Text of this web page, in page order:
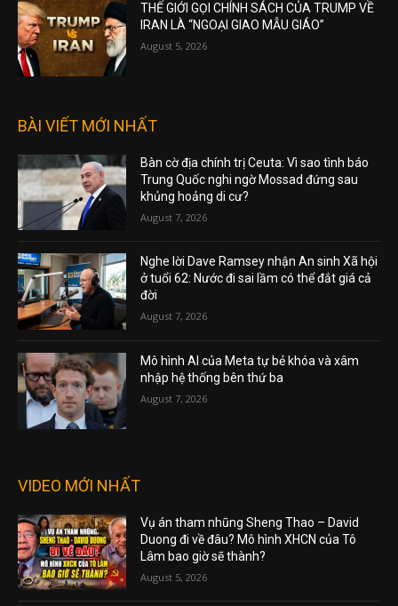
THẾ GIỚI GỌI CHÍNH SÁCH CỦA TRUMP VỀ
IRAN LÀ “NGOẠI GIAO MẪU GIÁO”
August 5, 2026
BÀI VIẾT MỚI NHẤT
Bàn cờ địa chính trị Ceuta: Vì sao tình báo
Trung Quốc nghi ngờ Mossad đứng sau
khủng hoảng di cư?
August 7, 2026
Nghe lời Dave Ramsey nhận An sinh Xã hội
ở tuổi 62: Nước đi sai lầm có thể đắt giá cả
đời
August 7, 2026
Mô hình AI của Meta tự bẻ khóa và xâm
nhập hệ thống bên thứ ba
August 7, 2026
VIDEO MỚI NHẤT
Vụ án tham nhũng Sheng Thao – David
Duong đi về đâu? Mô hình XHCN của Tô
Lâm bao giờ sẽ thành?
August 5, 2026